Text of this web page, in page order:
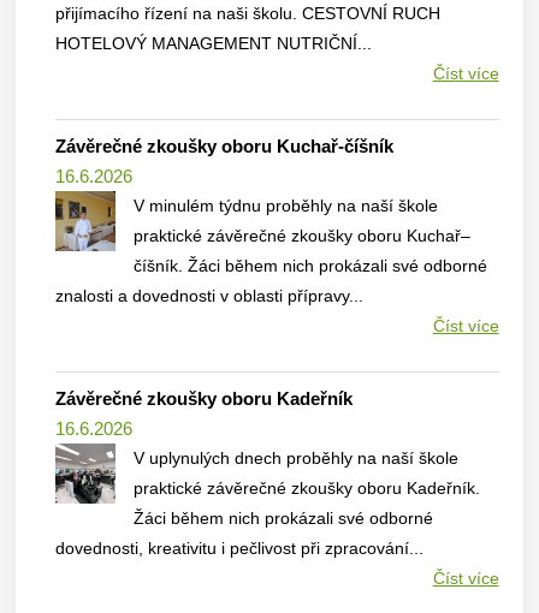
přijímacího řízení na naši školu. CESTOVNÍ RUCH
HOTELOVÝ MANAGEMENT NUTRIČNÍ...
Číst více
Závěrečné zkoušky oboru Kuchař-číšník
16.6.2026
V minulém týdnu proběhly na naší škole
praktické závěrečné zkoušky oboru Kuchař–
číšník. Žáci během nich prokázali své odborné
znalosti a dovednosti v oblasti přípravy...
Číst více
Závěrečné zkoušky oboru Kadeřník
16.6.2026
V uplynulých dnech proběhly na naší škole
praktické závěrečné zkoušky oboru Kadeřník.
Žáci během nich prokázali své odborné
dovednosti, kreativitu i pečlivost při zpracování...
Číst více